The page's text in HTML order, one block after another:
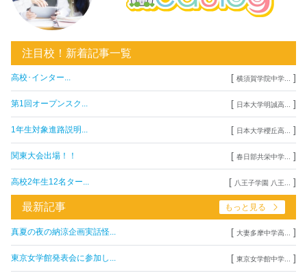
注目校！新着記事一覧
高校･インター... [ 横須賀学院中学... ]
第1回オープンスク... [ 日本大学明誠高... ]
1年生対象進路説明... [ 日本大学櫻丘高... ]
関東大会出場！！ [ 春日部共栄中学... ]
高校2年生12名ター... [ 八王子学園 八王... ]
最新記事 もっと見る
真夏の夜の納涼企画実話怪... [ 大妻多摩中学高... ]
東京女学館発表会に参加し... [ 東京女学館中学... ]